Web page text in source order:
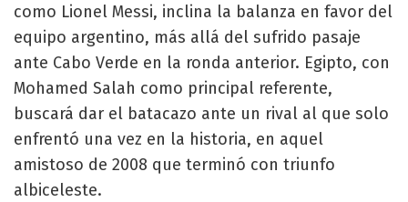
como Lionel Messi, inclina la balanza en favor del
equipo argentino, más allá del sufrido pasaje
ante Cabo Verde en la ronda anterior. Egipto, con
Mohamed Salah como principal referente,
buscará dar el batacazo ante un rival al que solo
enfrentó una vez en la historia, en aquel
amistoso de 2008 que terminó con triunfo
albiceleste.